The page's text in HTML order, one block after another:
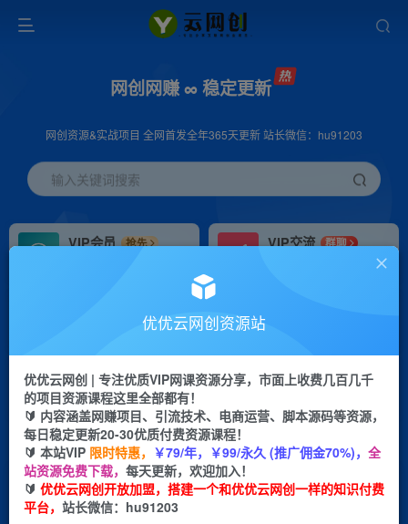
网创网赚 ∞ 稳定更新
网创资源&实战项目 全网首发全年365天更新 站长微信：hu91203
输入关键词搜索
VIP会员
抢先
VIP交流
群聊
研究探讨更多创业项目路子。
会员专属推广链接
挂机 项目
脚本卡密
APP下载
GO
首页 创业课程 VIP免费 正文
视频号AI制作历史小知识，日入1000+，高质量原
创个人ip，秒过原创，降维打击！
优优云网创资源站
优优云网创 | 专注优质VIP网课资源分享，市面上收费几百几千
的项目资源课程这里全部都有！
🔰 内容涵盖网赚项目、引流技术、电商运营、脚本源码等资源，
每日稳定更新20-30优质付费资源课程！
🔰 本站VIP 限时特惠， ￥79/年，￥99/永久 (推广佣金70%)， 全
站资源免费下载， 每天更新，欢迎加入！
🔰 优优云网创开放加盟，搭建一个和优优云网创一样的知识付费
平台， 站长微信：hu91203